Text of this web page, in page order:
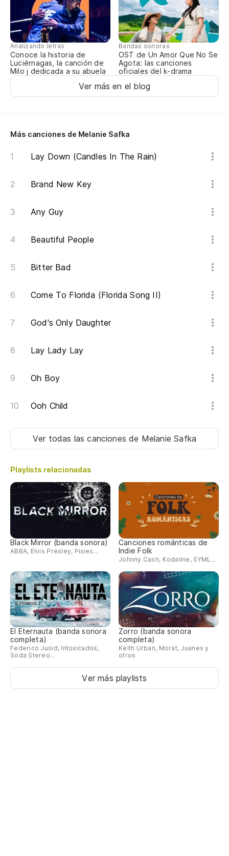
Analizando letras
Conoce la historia de
Luciérnagas, la canción de
Milo j dedicada a su abuela
Bandas sonoras
OST de Un Amor Que No Se
Agota: las canciones
oficiales del k-drama
Ver más en el blog
Más canciones de Melanie Safka
Lay Down (Candles In The Rain)
Brand New Key
Any Guy
Beautiful People
Bitter Bad
Come To Florida (Florida Song II)
God's Only Daughter
Lay Lady Lay
Oh Boy
Ooh Child
Ver todas las cancionesde Melanie Safka
Playlists relacionadas
Black Mirror (banda sonora)
ABBA, Elvis Presley, Pixies...
Canciones románticas de
Indie Folk
Johnny Cash, Kodaline, SYML...
El Eternauta (banda sonora
completa)
Federico Jusid, Intoxicados,
Soda Stereo...
Zorro (banda sonora
completa)
Keith Urban, Morat, Juanes y
otros
Ver más playlists